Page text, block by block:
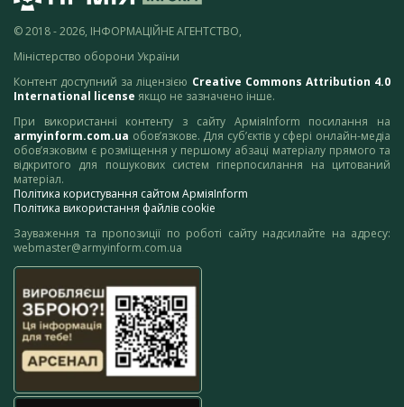
© 2018 - 2026, ІНФОРМАЦІЙНЕ АГЕНТСТВО,
Міністерство оборони України
Контент доступний за ліцензією Creative Commons Attribution 4.0
International license якщо не зазначено інше.
При використанні контенту з сайту АрміяInform посилання на
armyinform.com.ua обов’язкове. Для суб’єктів у сфері онлайн-медіа
обов’язковим є розміщення у першому абзаці матеріалу прямого та
відкритого для пошукових систем гіперпосилання на цитований
матеріал.
Політика користування сайтом АрміяInform
Політика використання файлів cookie
Зауваження та пропозиції по роботі сайту надсилайте на адресу:
webmaster@armyinform.com.ua